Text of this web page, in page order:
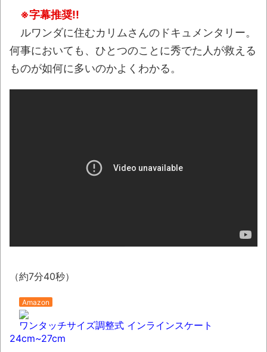
像・最高な画像」貼っていけｗｗｗｗｗ
【動画】ロシア軍のドローンをネット発射
装置で撃墜するウクライナ。
【動画】「昔のアイドルは個人情報がガバ
ーヒーのパッケージが“一瞬怖い”と話題に
「天才か」いや変態です、宝鐘マリンの
ルアーを作ってタコを釣り上げた動画が葛飾北
08日の新着CGまとめ
8月26日にリメイク完結編「FF7リベレーシ
ョン」の新映像が公開！欧州gamescom 2026
にて
※字幕推奨!!
ルワンダに住むカリムさんのドキュメンタリー。
何事においても、ひとつのことに秀でた人が救える
ものが如何に多いのかよくわかる。
（約7分40秒）
Amazon
ワンタッチサイズ調整式 インラインスケート
24cm~27cm